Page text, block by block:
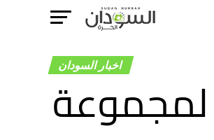
اخبار السودان